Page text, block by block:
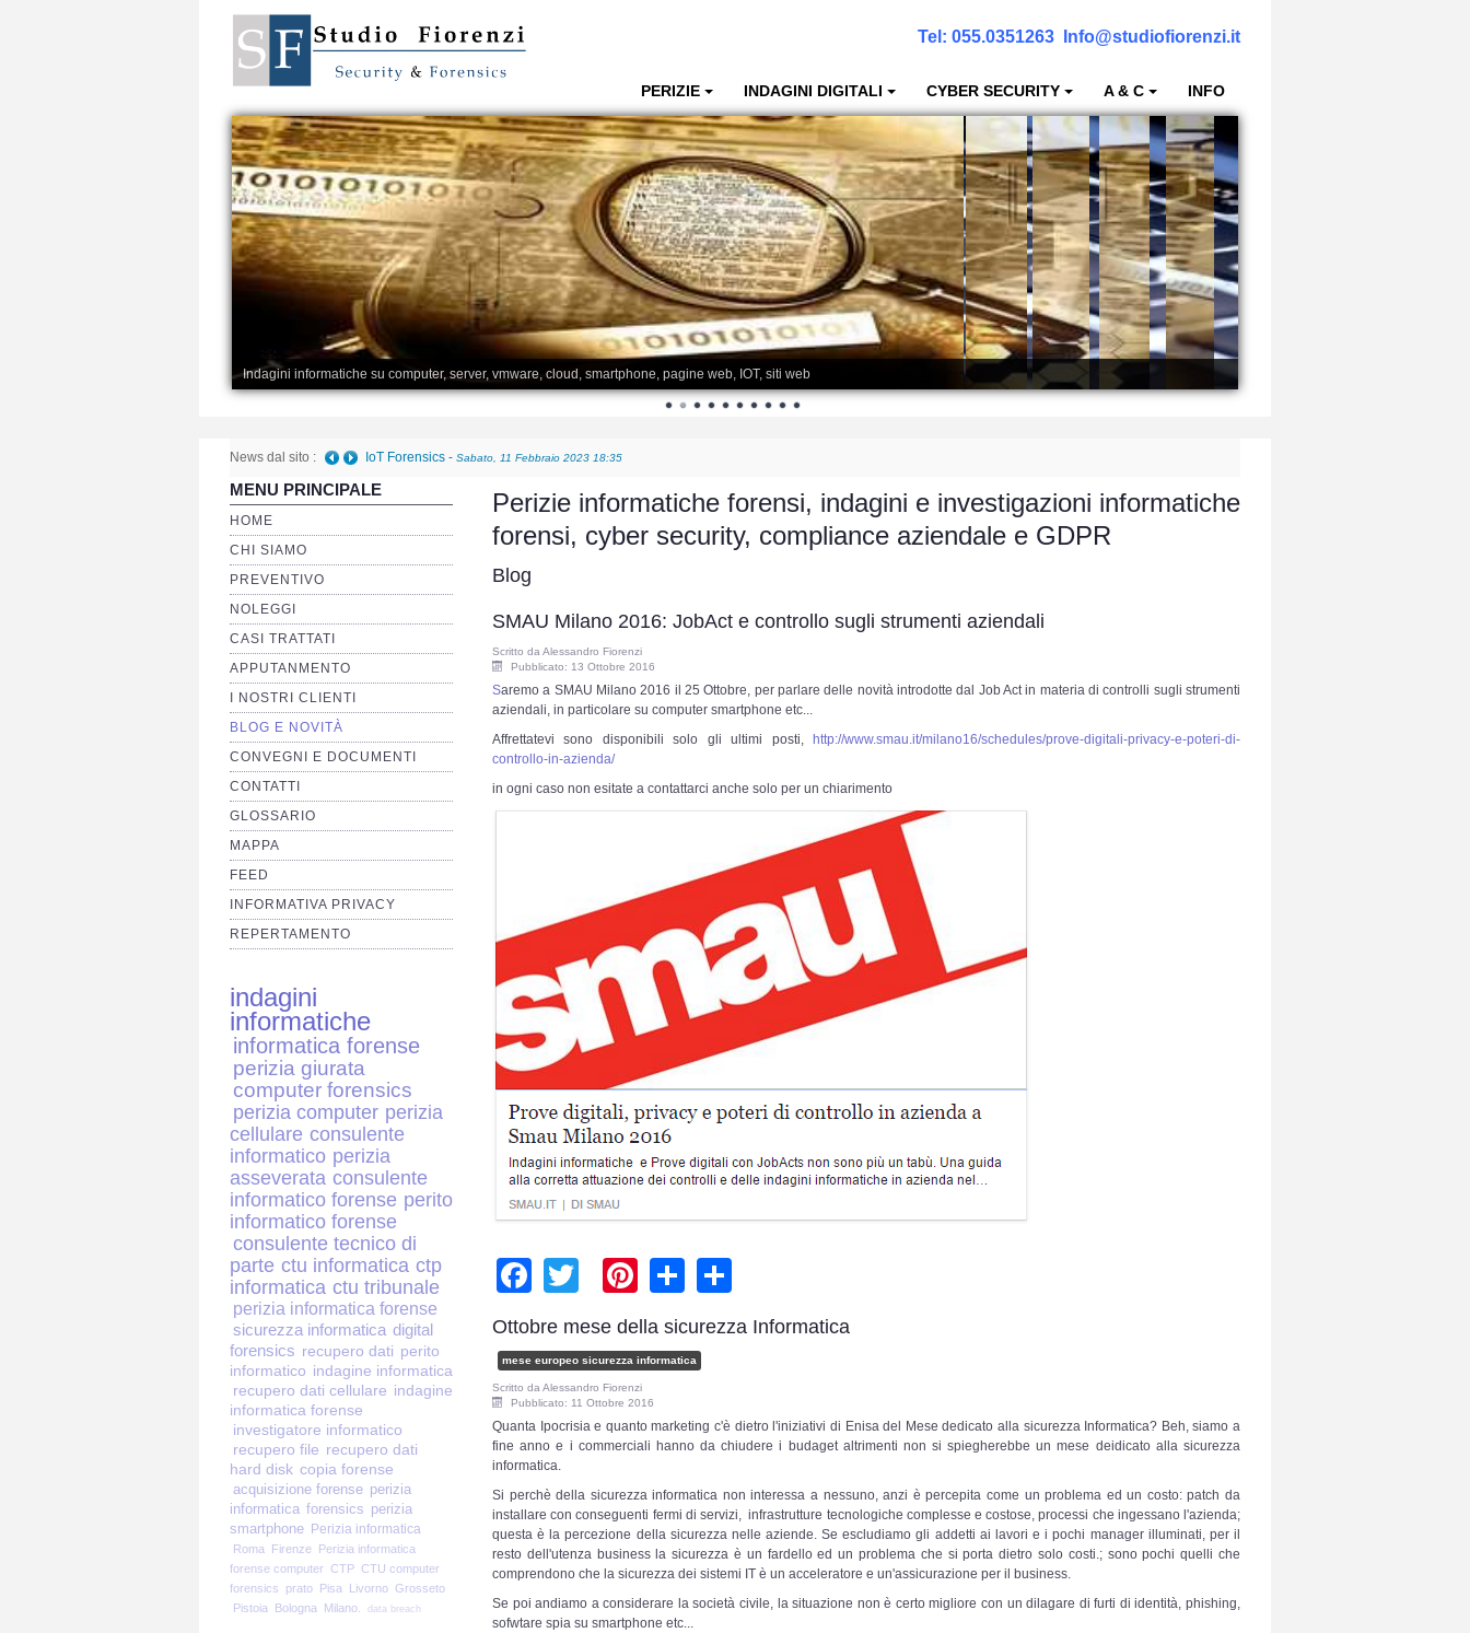
Tel: 055.0351263 Info@studiofiorenzi.it
PERIZIE INDAGINI DIGITALI CYBER SECURITY A & C INFO
Indagini informatiche su computer, server, vmware, cloud, smartphone, pagine web, IOT, siti web
News dal sito : Telefono danneggiato posso recuperare i dati anche a fini giudiziari?
MENU PRINCIPALE
HOME
CHI SIAMO
PREVENTIVO
NOLEGGI
CASI TRATTATI
APPUTANMENTO
I NOSTRI CLIENTI
BLOG E NOVITÀ
CONVEGNI E DOCUMENTI
CONTATTI
GLOSSARIO
MAPPA
FEED
INFORMATIVA PRIVACY
REPERTAMENTO
indagini
informatiche
informatica forense
perizia giurata
computer forensics
perizia computer perizia
cellulare consulente
informatico perizia
asseverata consulente
informatico forense perito
informatico forense
consulente tecnico di
parte ctu informatica ctp
informatica ctu tribunale
perizia informatica forense
sicurezza informatica digital
forensics recupero dati perito
informatico indagine informatica
recupero dati cellulare indagine
informatica forense
investigatore informatico
recupero file recupero dati
hard disk copia forense
acquisizione forense perizia
informatica forensics perizia
smartphone Perizia informatica
Roma Firenze Perizia informatica
forense computer CTP CTU computer
forensics
prato Pisa Livorno Grosseto
Pistoia
Bologna Milano. data breach
Perizie informatiche forensi, indagini e investigazioni informatiche
forensi, cyber security, compliance aziendale e GDPR
Blog
SMAU Milano 2016: JobAct e controllo sugli strumenti aziendali
Scritto da Alessandro Fiorenzi
Pubblicato: 13 Ottobre 2016
Saremo a SMAU Milano 2016 il 25 Ottobre, per parlare delle novità introdotte dal Job Act in materia di controlli sugli strumenti
aziendali, in particolare su computer smartphone etc...
Affrettatevi sono disponibili solo gli ultimi posti, http://www.smau.it/milano16/schedules/prove-digitali-privacy-e-poteri-di-
controllo-in-azienda/
in ogni caso non esitate a contattarci anche solo per un chiarimento
Facebook
TwitterPinterest
Share
Ottobre mese della sicurezza Informatica
mese europeo sicurezza informatica
Scritto da Alessandro Fiorenzi
Pubblicato: 11 Ottobre 2016
Quanta Ipocrisia e quanto marketing c'è dietro l'iniziativi di Enisa del Mese dedicato alla sicurezza Informatica? Beh, siamo a
fine anno e i commerciali hanno da chiudere i budaget altrimenti non si spiegherebbe un mese deidicato alla sicurezza
informatica.
Si perchè della sicurezza informatica non interessa a nessuno, anzi è percepita come un problema ed un costo: patch da
installare con conseguenti fermi di servizi, infrastrutture tecnologiche complesse e costose, processi che ingessano l'azienda;
questa è la percezione della sicurezza nelle aziende. Se escludiamo gli addetti ai lavori e i pochi manager illuminati, per il
resto dell'utenza business la sicurezza è un fardello ed un problema che si porta dietro solo costi.; sono pochi quelli che
comprendono che la sicurezza dei sistemi IT è un acceleratore e un'assicurazione per il business.
Se poi andiamo a considerare la società civile, la situazione non è certo migliore con un dilagare di furti di identità, phishing,
sofwtare spia su smartphone etc...